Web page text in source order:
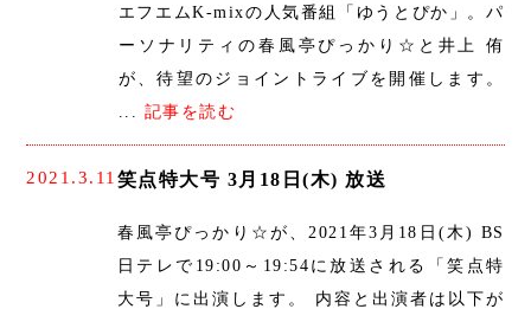
エフエムK-mixの人気番組「ゆうとぴか」。パ
ーソナリティの春風亭ぴっかり☆と井上 侑
が、待望のジョイントライブを開催します。
記事を読む
2021.3.11笑点特大号 3月18日(木) 放送
春風亭ぴっかり☆が、2021年3月18日(木) BS
日テレで19:00～19:54に放送される「笑点特
大号」に出演します。 内容と出演者は以下が